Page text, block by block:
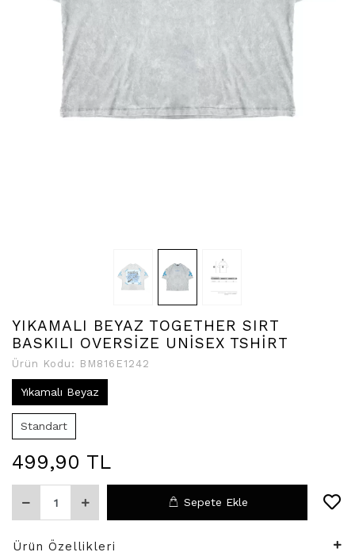
YIKAMALI BEYAZ TOGETHER SIRT
BASKILI OVERSİZE UNİSEX TSHİRT
Ürün Kodu: BM816E1242
Yıkamalı Beyaz
Standart
499,90 TL
Sepete Ekle
Ürün Özellikleri